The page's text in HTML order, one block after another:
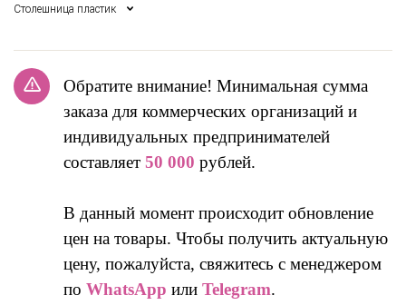
Столешница пластик
Обратите внимание! Минимальная сумма
заказа для коммерческих организаций и
индивидуальных предпринимателей
составляет 50 000 рублей.
В данный момент происходит обновление
цен на товары. Чтобы получить актуальную
цену, пожалуйста, свяжитесь с менеджером
по WhatsApp или Telegram.